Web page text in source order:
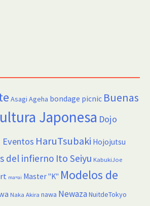
Asagi Ageha bondage picnic Buenas
Japonesa Dojo
Eventos HaruTsubaki Hojojutsu
del infierno Ito Seiyu KabukiJoe
ma=ai Master "K" Modelos de
Naka Akira nawa NewazaNuitdeTokyo